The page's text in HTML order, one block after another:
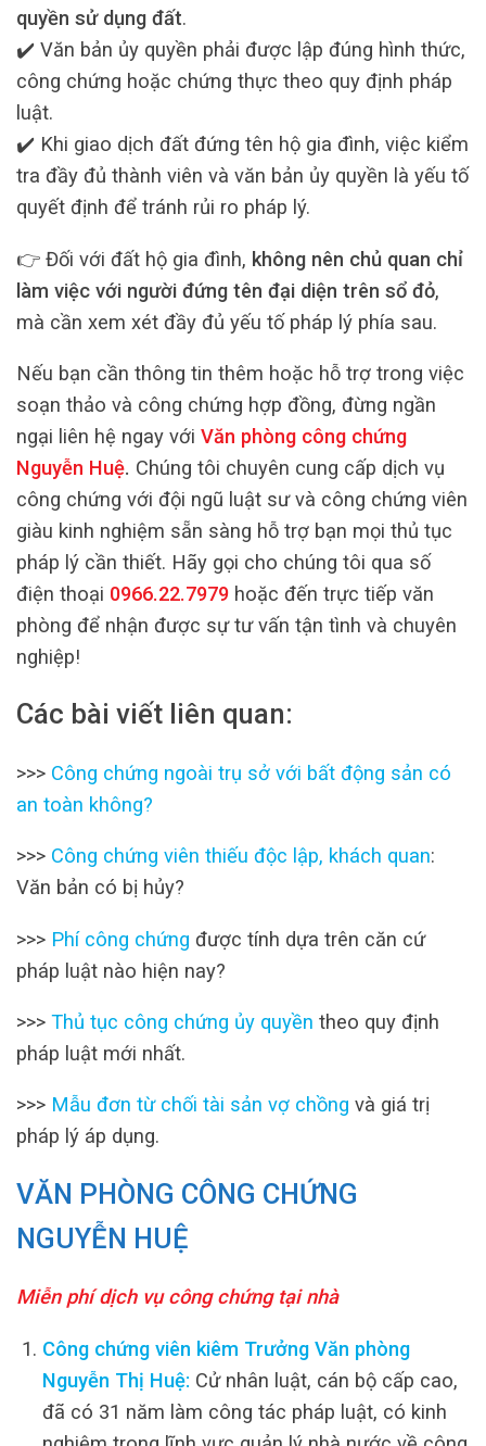
quyền sử dụng đất.
✔️ Văn bản ủy quyền phải được lập đúng hình thức,
công chứng hoặc chứng thực theo quy định pháp
luật.
✔️ Khi giao dịch đất đứng tên hộ gia đình, việc kiểm
tra đầy đủ thành viên và văn bản ủy quyền là yếu tố
quyết định để tránh rủi ro pháp lý.
👉 Đối với đất hộ gia đình, không nên chủ quan chỉ
làm việc với người đứng tên đại diện trên sổ đỏ,
mà cần xem xét đầy đủ yếu tố pháp lý phía sau.
Nếu bạn cần thông tin thêm hoặc hỗ trợ trong việc
soạn thảo và công chứng hợp đồng, đừng ngần
ngại liên hệ ngay với Văn phòng công chứng
Nguyễn Huệ. Chúng tôi chuyên cung cấp dịch vụ
công chứng với đội ngũ luật sư và công chứng viên
giàu kinh nghiệm sẵn sàng hỗ trợ bạn mọi thủ tục
pháp lý cần thiết. Hãy gọi cho chúng tôi qua số
điện thoại 0966.22.7979 hoặc đến trực tiếp văn
phòng để nhận được sự tư vấn tận tình và chuyên
nghiệp!
Các bài viết liên quan:
>>> Công chứng ngoài trụ sở với bất động sản có
an toàn không?
>>> Công chứng viên thiếu độc lập, khách quan:
Văn bản có bị hủy?
>>> Phí công chứng được tính dựa trên căn cứ
pháp luật nào hiện nay?
>>> Thủ tục công chứng ủy quyền theo quy định
pháp luật mới nhất.
>>> Mẫu đơn từ chối tài sản vợ chồng và giá trị
pháp lý áp dụng.
VĂN PHÒNG CÔNG CHỨNG
NGUYỄN HUỆ
Miễn phí dịch vụ công chứng tại nhà
Công chứng viên kiêm Trưởng Văn phòng
Nguyễn Thị Huệ: Cử nhân luật, cán bộ cấp cao,
đã có 31 năm làm công tác pháp luật, có kinh